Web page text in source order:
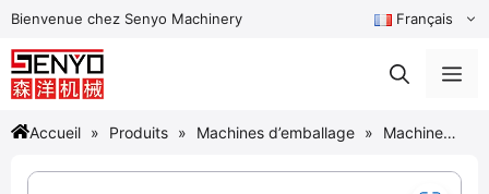
Aller
contenu
Bienvenue chez Senyo Machinery Français
Accueil Produits Machines d’emballage
Machine